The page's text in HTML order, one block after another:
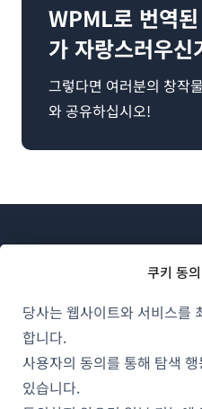
쿠키 동
당사는 웹사이트와 서비스를
합니다.
사용자의 동의를 통해 탐색
있습니다.
WPML로 번역
가 자랑스러우신
그렇다면 여러분의 창작
와 공유하십시오!
GDPR 및 개